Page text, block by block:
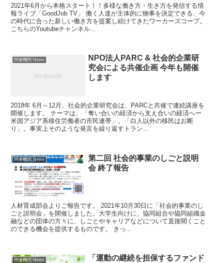
2021年6月から本格スタート！！多様な働き方・生き方を発信する情
報ライブ「GoodJob TV」 働く人達が主体的に物事を決定できる、今
の時代に合った新しい働き方を提案し続けてきたワーカーズコープ。
こちらのYoutubeチャンネル...
関連機関 News
NPO法人PARC & 社会的企業研
究会による共催企画 今年も開催
します
2018年 6月～12月、社会的企業研究会は、PARCと共催で連続講座を
開催します。 テーマは、「奪い合いの経済から支え合いの経済へー
米国アジア系移住労働者の市民連帯」。「白人以外の移民はお断
り」。事実上そのような発言を繰り返すトラン...
関連機関 News
第二回 社会的事業のしごと説明
会 終了報告
人材育成部会よりご報告です。 2021年10月30日に「社会的事業のし
ごと説明会」を開催しました。大学生向けに、協同組合や協同組織金
融などの団体の方々に、しごとやキャリアなどについて直接聞くこと
のできる機会を提供するものです。 きっ...
関連機関 News
「運動の継続を担保するファンド